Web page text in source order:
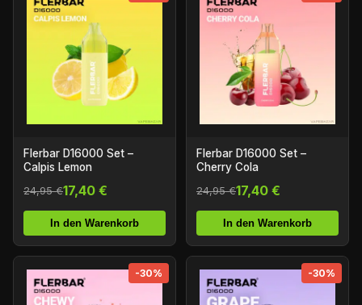
Flerbar D16000 Set –
Calpis Lemon
24,95 €17,40 €
In den Warenkorb
Flerbar D16000 Set –
Cherry Cola
24,95 €17,40 €
In den Warenkorb
-30% -30%